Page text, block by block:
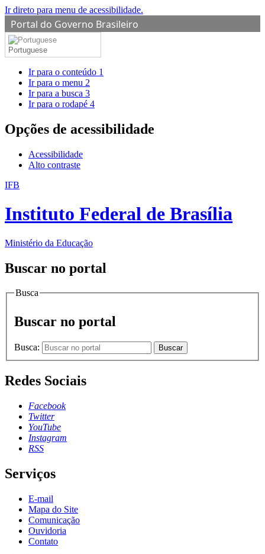
Ir direto para menu de acessibilidade.
Portal do Governo Brasileiro
Portuguese
Ir para o conteúdo 1
Ir para o menu 2
Ir para a busca 3
Ir para o rodapé 4
Opções de acessibilidade
Acessibilidade
Alto contraste
IFB
Instituto Federal de Brasília
Ministério da Educação
Buscar no portal
Busca
Buscar no portal
Busca: Buscar
Redes Sociais
Facebook
Twitter
YouTube
Instagram
RSS
Serviços
E-mail
Mapa do Site
Comunicação
Ouvidoria
Contato